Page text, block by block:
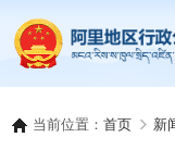
当前位置：首页 新